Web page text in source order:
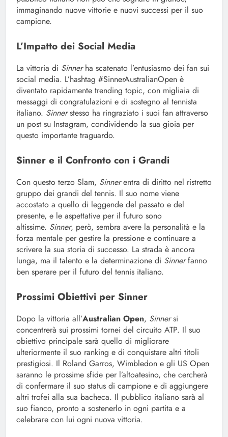
immaginando nuove vittorie e nuovi successi per il suo
campione.
L’Impatto dei Social Media
La vittoria di Sinnerha scatenato l’entusiasmo dei fan sui
social media. L’hashtag #SinnerAustralianOpen è
diventato rapidamente trending topic, con migliaia di
messaggi di congratulazioni e di sostegno al tennista
italiano. Sinnerstesso ha ringraziato i suoi fan attraverso
un post su Instagram, condividendo la sua gioia per
questo importante traguardo.
Sinner e il Confronto con i Grandi
Con questo terzo Slam, Sinnerentra di diritto nel ristretto
gruppo dei grandi del tennis. Il suo nome viene
accostato a quello di leggende del passato e del
presente, e le aspettative per il futuro sono
altissime. Sinner, però, sembra avere la personalità e la
forza mentale per gestire la pressione e continuare a
scrivere la sua storia di successo. La strada è ancora
lunga, ma il talento e la determinazione di Sinnerfanno
ben sperare per il futuro del tennis italiano.
Prossimi Obiettivi per Sinner
Dopo la vittoria all’Australian Open, Sinnersi
concentrerà sui prossimi tornei del circuito ATP. Il suo
obiettivo principale sarà quello di migliorare
ulteriormente il suo ranking e di conquistare altri titoli
prestigiosi. Il Roland Garros, Wimbledon e gli US Open
saranno le prossime sfide per l’altoatesino, che cercherà
di confermare il suo status di campione e di aggiungere
altri trofei alla sua bacheca. Il pubblico italiano sarà al
suo fianco, pronto a sostenerlo in ogni partita e a
celebrare con lui ogni nuova vittoria.